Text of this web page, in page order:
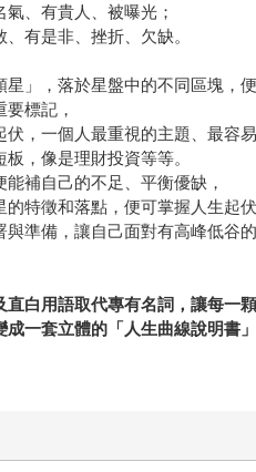
、有貴人、被曝光；
有是非、挫折、欠缺。
」，落於星盤中的不同區塊，
標記，
，一個人最重視的主題、最容
，像是理財投資等等。
補自己的不足、平衡優缺，
特徵和落點，便可掌握人生起伏
準備，讓自己面對有高峰低谷
直白用語取代專有名詞，讓每一
一套立體的「人生曲線說明書